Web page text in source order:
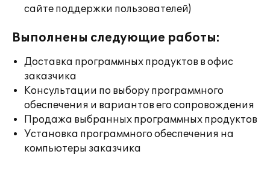
сайте поддержки пользователей)
Выполнены следующие работы:
Доставка программных продуктов в офис
заказчика
Консультации по выбору программного
обеспечения и вариантов его сопровождения
Продажа выбранных программных продуктов
Установка программного обеспечения на
компьютеры заказчика